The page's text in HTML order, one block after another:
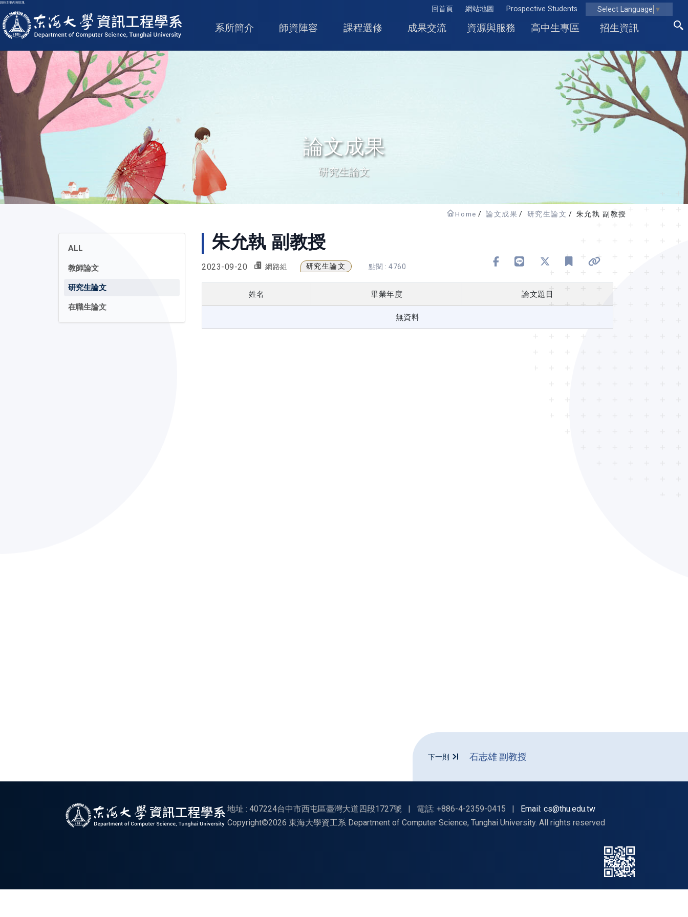
跳到主要內容區塊
回首頁 網站地圖 Prospective Students Select Language ▼
東海大學logo
系所簡介 師資陣容 課程選修 成果交流 資源與服務 高中生專區 招生資訊
論文成果
研究生論文
Home 論文成果 研究生論文 朱允執 副教授
ALL
教師論文
研究生論文
在職生論文
朱允執 副教授
2023-09-20 網路組 研究生論文 點閱 : 4760
姓名 畢業年度 論文題目
無資料
下一則 石志雄 副教授
地址 : 407224台中市西屯區臺灣大道四段1727號 | 電話: +886-4-2359-0415 |
Email: cs@thu.edu.tw
Copyright©2026 東海大學資工系 Department of Computer Science, Tunghai University. All rights reserved